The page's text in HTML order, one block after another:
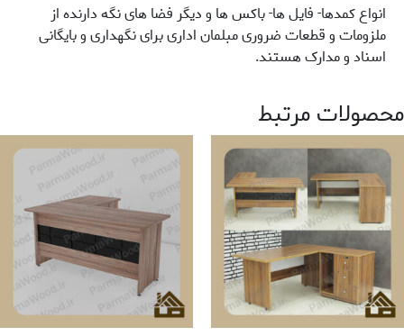
انواع کمدها- فایل ها- باکس ها و دیگر فضا های نگه دارنده از
ملزومات و قطعات ضروری مبلمان اداری برای نگهداری و بایگانی
اسناد و مدارک هستند.
محصولات مرتبط